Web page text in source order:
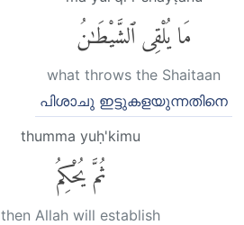
مَا يُلْقِى ٱلشَّيْطَٰنُ
what throws the Shaitaan
പിശാചു ഇട്ടുകളയുന്നതിനെ
thumma yuḥ'kimu
ثُمَّ يُحْكِمُ
then Allah will establish